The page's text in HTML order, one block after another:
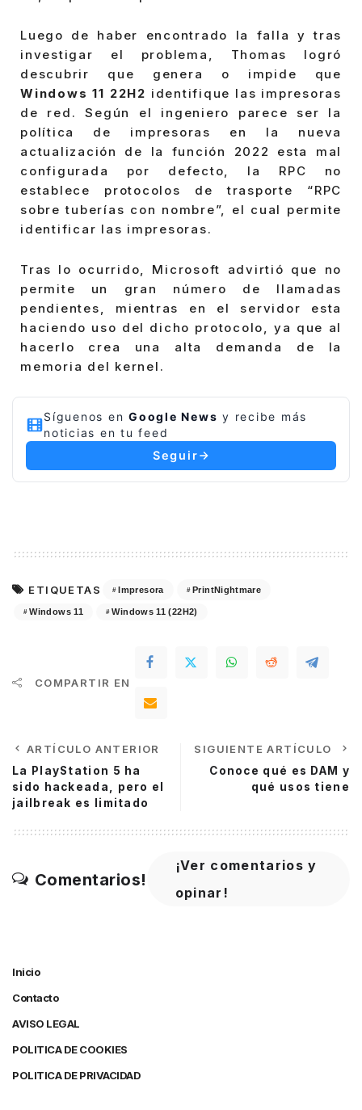
Luego de haber encontrado la falla y tras
investigar el problema, Thomas logró
descubrir que genera o impide que
Windows 11 22H2 identifique las impresoras
de red. Según el ingeniero parece ser la
política de impresoras en la nueva
actualización de la función 2022 esta mal
configurada por defecto, la RPC no
establece protocolos de trasporte “RPC
sobre tuberías con nombre”, el cual permite
identificar las impresoras.
Tras lo ocurrido, Microsoft advirtió que no
permite un gran número de llamadas
pendientes, mientras en el servidor esta
haciendo uso del dicho protocolo, ya que al
hacerlo crea una alta demanda de la
memoria del kernel.
Síguenos en Google News y recibe más
noticias en tu feed
Seguir
ETIQUETAS Impresora PrintNightmare
Windows 11 Windows 11 (22H2)
COMPARTIR EN
ARTÍCULO ANTERIOR
La PlayStation 5 ha
sido hackeada, pero el
jailbreak es limitado
SIGUIENTE ARTÍCULO
Conoce qué es DAM y
qué usos tiene
Comentarios!
¡Ver comentarios y
opinar!
Inicio
Contacto
AVISO LEGAL
POLITICA DE COOKIES
POLITICA DE PRIVACIDAD